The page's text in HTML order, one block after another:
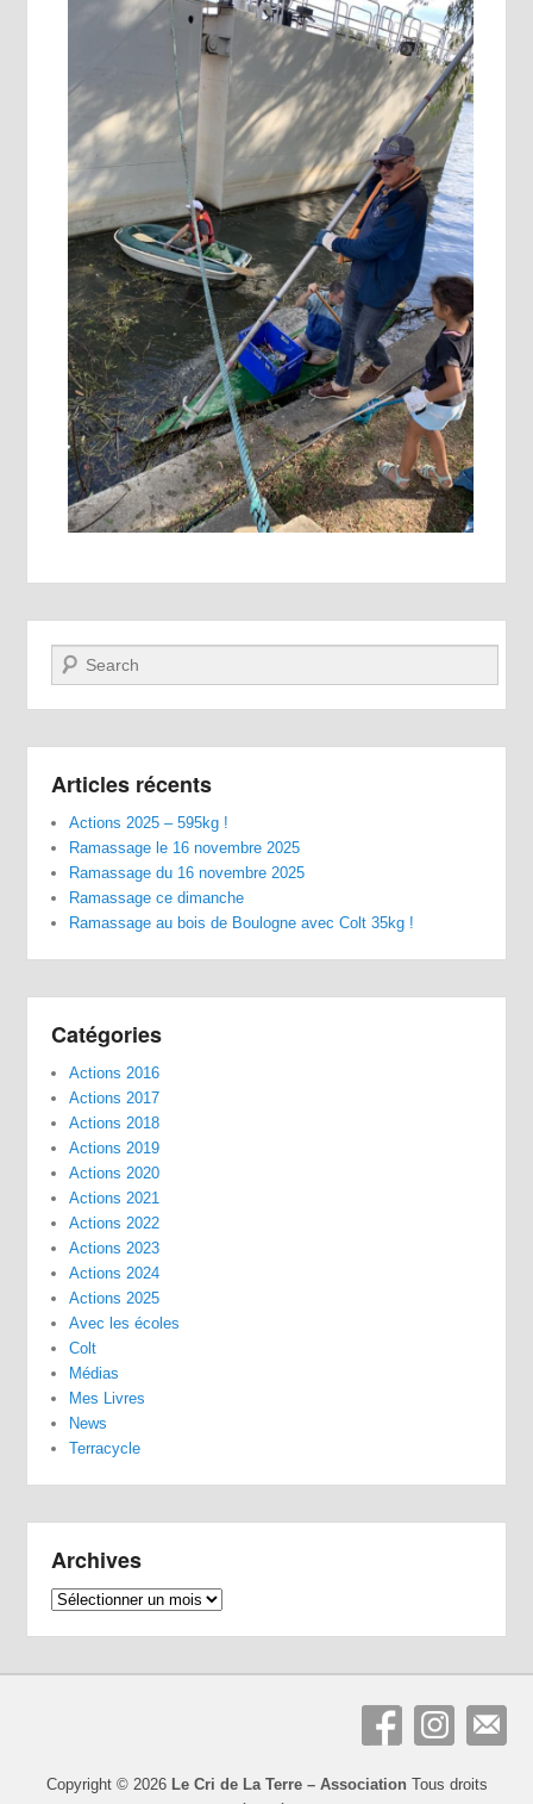
Recherche
Articles récents
Actions 2025 – 595kg !
Ramassage le 16 novembre 2025
Ramassage du 16 novembre 2025
Ramassage ce dimanche
Ramassage au bois de Boulogne avec Colt 35kg !
Catégories
Actions 2016
Actions 2017
Actions 2018
Actions 2019
Actions 2020
Actions 2021
Actions 2022
Actions 2023
Actions 2024
Actions 2025
Avec les écoles
Colt
Médias
Mes Livres
News
Terracycle
Archives
Archives
Copyright © 2026 Le Cri de La Terre – Association Tous droits